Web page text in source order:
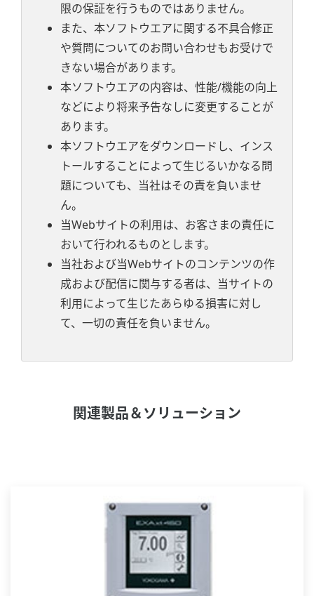
限の保証を行うものではありません。
また、本ソフトウエアに関する不具合修正
や質問についてのお問い合わせもお受けで
きない場合があります。
本ソフトウエアの内容は、性能/機能の向上
などにより将来予告なしに変更することが
あります。
本ソフトウエアをダウンロードし、インス
トールすることによって生じるいかなる問
題についても、当社はその責を負いませ
ん。
当Webサイトの利用は、お客さまの責任に
おいて行われるものとします。
当社および当Webサイトのコンテンツの作
成および配信に関与する者は、当サイトの
利用によって生じたあらゆる損害に対し
て、一切の責任を負いません。
関連製品＆ソリューション